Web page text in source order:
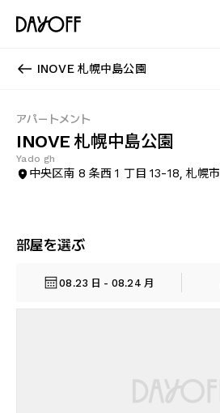
INOVE 札幌中島公園
アパートメント
INOVE 札幌中島公園
Yado gh
中央区南 8 条西 1 丁目 13-18, 札幌市
部屋を選ぶ
08.23 日 - 08.24 月